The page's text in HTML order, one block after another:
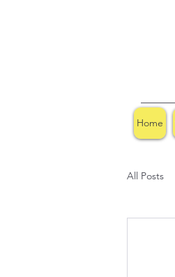
Home
All Posts